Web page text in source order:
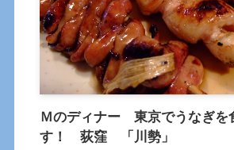
Ｍのディナー 東京でうなぎを
す！ 荻窪 「川勢」